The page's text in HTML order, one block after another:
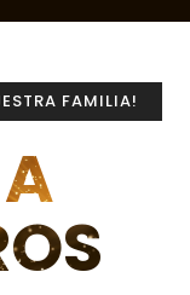
FAMILIA!